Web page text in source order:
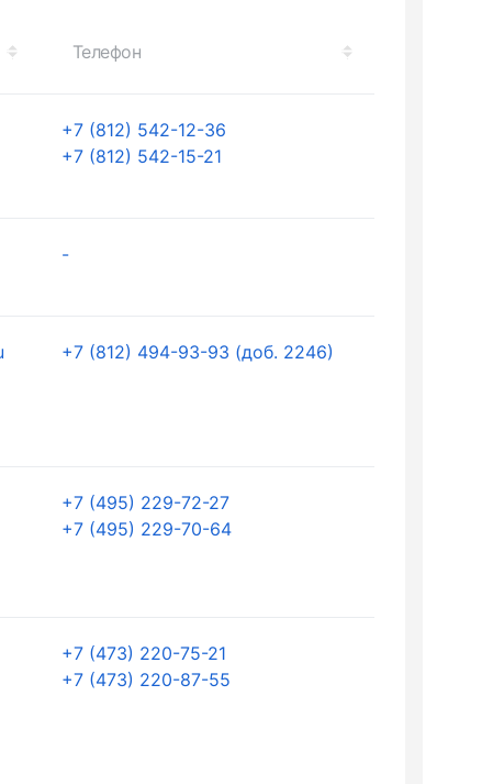
Телефон
+7 (812) 542-12-36
+7 (812) 542-15-21
-
+7 (812) 494-93-93 (доб. 2246)
+7 (495) 229-72-27
+7 (495) 229-70-64
+7 (473) 220-75-21
+7 (473) 220-87-55